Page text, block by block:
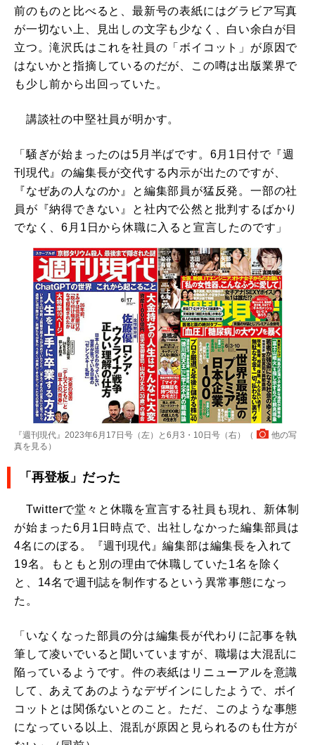
前のものと比べると、最新号の表紙にはグラビア写真
が一切ない上、見出しの文字も少なく、白い余白が目
立つ。滝沢氏はこれを社員の「ボイコット」が原因で
はないかと指摘しているのだが、この噂は出版業界で
も少し前から出回っていた。
講談社の中堅社員が明かす。
「騒ぎが始まったのは5月半ばです。6月1日付で『週
刊現代』の編集長が交代する内示が出たのですが、
『なぜあの人なのか』と編集部員が猛反発。一部の社
員が『納得できない』と社内で公然と批判するばかり
でなく、6月1日から休職に入ると宣言したのです」
『週刊現代』2023年6月17日号（左）と6月3・10日号（右）（
他の写
真を見る ）
「再登板」だった
Twitterで堂々と休職を宣言する社員も現れ、新体制
が始まった6月1日時点で、出社しなかった編集部員は
4名にのぼる。『週刊現代』編集部は編集長を入れて
19名。もともと別の理由で休職していた1名を除く
と、14名で週刊誌を制作するという異常事態になっ
た。
「いなくなった部員の分は編集長が代わりに記事を執
筆して凌いでいると聞いていますが、職場は大混乱に
陥っているようです。件の表紙はリニューアルを意識
して、あえてあのようなデザインにしたようで、ボイ
コットとは関係ないとのこと。ただ、このような事態
になっている以上、混乱が原因と見られるのも仕方が